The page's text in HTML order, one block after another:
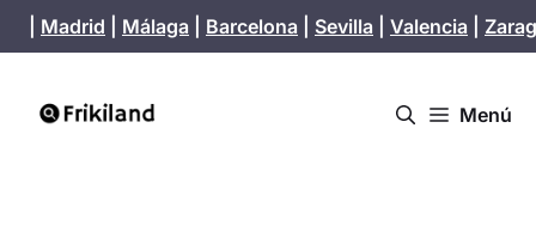
Saltar
al
Madrid Málaga Barcelona Sevilla Valencia
Menú